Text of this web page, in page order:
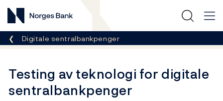
Norges Bank
Her er du nå:
Digitale sentralbankpenger
Testing av teknologi for digitale
sentralbankpenger